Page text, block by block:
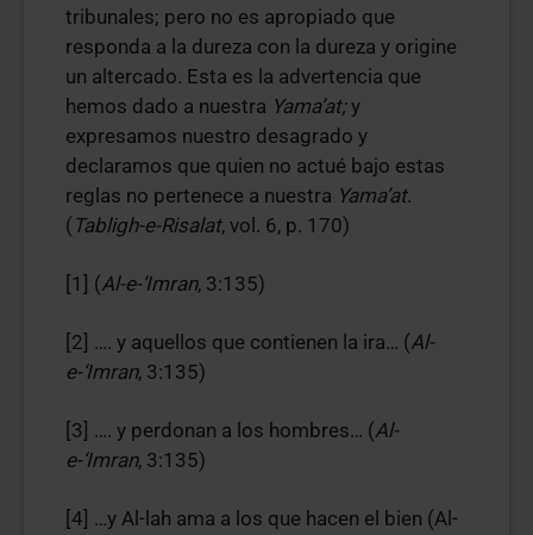
tribunales; pero no es apropiado que
responda a la dureza con la dureza y origine
un altercado. Esta es la advertencia que
hemos dado a nuestra Yama’at;y
expresamos nuestro desagrado y
declaramos que quien no actué bajo estas
reglas no pertenece a nuestra Yama’at.
( Tabligh-e-Risalat, vol. 6, p. 170)
[1] (Al-e-‘Imran, 3:135)
[2] …. y aquellos que contienen la ira… (Al-
e-‘Imran, 3:135)
[3] …. y perdonan a los hombres… (Al-
e-‘Imran, 3:135)
[4] …y Al-lah ama a los que hacen el bien (Al-